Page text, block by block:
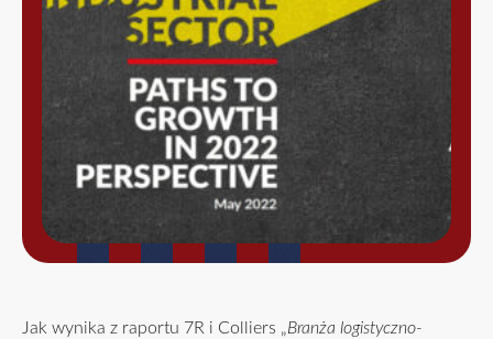
Jak wynika z raportu 7R i Colliers „Branża logistyczno-